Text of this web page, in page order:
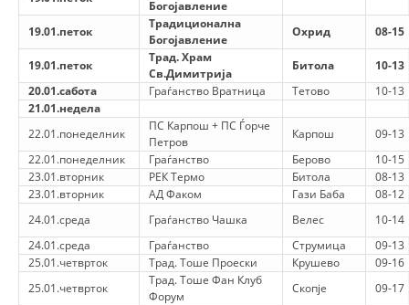
ДОГОВОРИ
ЗНАЧЕЊЕ НА СЛУЖБАТА ЗА БАРАЊЕ
ФОРМУЛАРИ ЗА БАРАЊА
ЗДРАВСТВЕНО ПРЕВЕНТИВНА ДЕЈНОСТ
ПРВА ПОМОШ
КРВОДАРИТЕЛСТВО
МЕНАЏМЕНТ НА ВОЛОНТЕРИ
Богојавление
19.01.петок
Традиционална
Богојавление
Охрид 08-15
19.01.петок
Трад. Храм
Св.Димитрија
Битола
10-13
20.01.сабота
Граѓанство Вратница Тетово
10-13
21.01.недела
22.01.понеделник
ПС Карпош + ПС Ѓорче
Петров
Карпош
09-13
22.01.понеделник
Граѓанство Берово
10-15
23.01.вторник
РЕК Термо Битола
08-13
23.01.вторник
АД Факом Гази Баба
08-12
24.01.среда
Граѓанство Чашка Велес
10-14
24.01.среда
Граѓанство Струмица
09-13
25.01.четврток
Трад. Тоше Проески Крушево
09-16
25.01.четврток
Трад. Тоше Фан Клуб
Форум
Скопје 09-17